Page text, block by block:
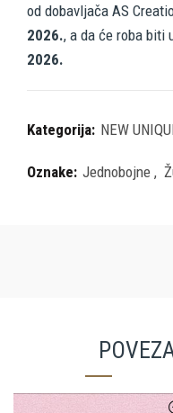
od dobavljača AS
2026., a da će roba biti
2026.
Kategorija: NEW
Oznake: Jednobojne ,